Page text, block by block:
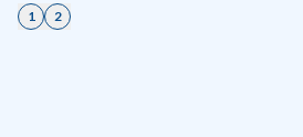
1 2